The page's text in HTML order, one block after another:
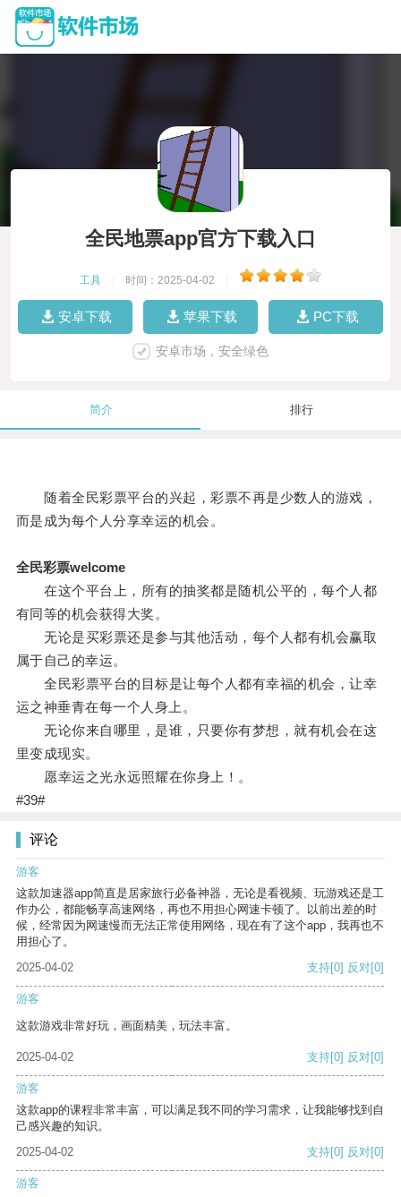
全民地票app官方下载入口
工具 时间：2025-04-02
安卓下载 苹果下载 PC下载
安卓市场，安全绿色
简介 排行
随着全民彩票平台的兴起，彩票不再是少数人的游戏，
而是成为每个人分享幸运的机会。
全民彩票welcome
在这个平台上，所有的抽奖都是随机公平的，每个人都
有同等的机会获得大奖。
无论是买彩票还是参与其他活动，每个人都有机会赢取
属于自己的幸运。
全民彩票平台的目标是让每个人都有幸福的机会，让幸
运之神垂青在每一个人身上。
无论你来自哪里，是谁，只要你有梦想，就有机会在这
里变成现实。
愿幸运之光永远照耀在你身上！。
#39#
评论
游客
这款加速器app简直是居家旅行必备神器，无论是看视频、玩游戏还是工
作办公，都能畅享高速网络，再也不用担心网速卡顿了。以前出差的时
候，经常因为网速慢而无法正常使用网络，现在有了这个app，我再也不
用担心了。
2025-04-02
支持[0] 反对[0]
游客
这款游戏非常好玩，画面精美，玩法丰富。
2025-04-02 支持[0] 反对[0]
游客
这款app的课程非常丰富，可以满足我不同的学习需求，让我能够找到自
己感兴趣的知识。
2025-04-02
支持[0] 反对[0]
游客